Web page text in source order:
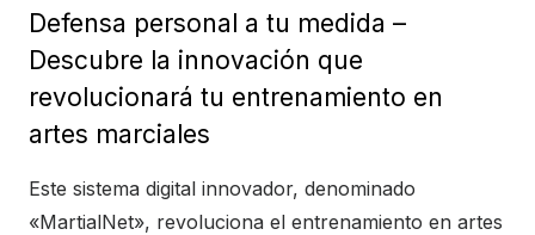
Defensa personal a tu medida –
Descubre la innovación que
revolucionará tu entrenamiento en
artes marciales
Este sistema digital innovador, denominado
«MartialNet», revoluciona el entrenamiento en artes